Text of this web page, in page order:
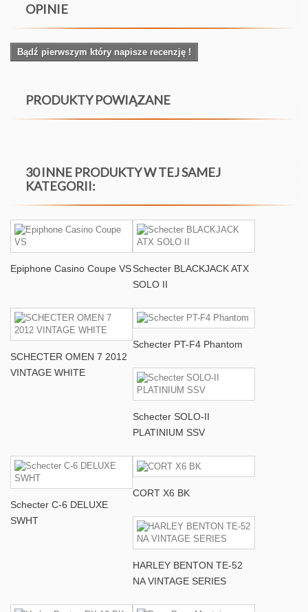
OPINIE
Bądź pierwszym który napisze recenzję !
PRODUKTY POWIĄZANE
30 INNE PRODUKTY W TEJ SAMEJ
KATEGORII:
Epiphone Casino Coupe VSSchecter BLACKJACK ATX
SOLO II
SCHECTER OMEN 7 2012
VINTAGE WHITE
Schecter PT-F4 Phantom
Schecter SOLO-II
PLATINIUM SSV
Schecter C-6 DELUXE
SWHT
CORT X6 BK
HARLEY BENTON TE-52
NA VINTAGE SERIES